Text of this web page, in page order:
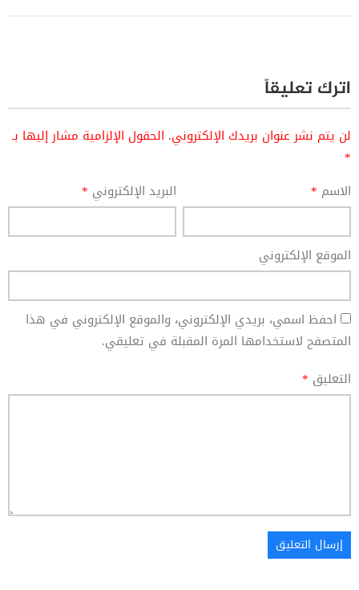
اترك تعليقاً
لن يتم نشر عنوان بريدك الإلكتروني. الحقول الإلزامية مشار إليها بـ
*
الاسم * البريد الإلكتروني *
الموقع الإلكتروني
احفظ اسمي، بريدي الإلكتروني، والموقع الإلكتروني في هذا
المتصفح لاستخدامها المرة المقبلة في تعليقي.
التعليق *